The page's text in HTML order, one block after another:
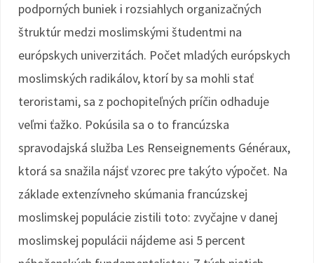
podporných buniek i rozsiahlych organizačných
štruktúr medzi moslimskými študentmi na
európskych univerzitách. Počet mladých európskych
moslimských radikálov, ktorí by sa mohli stať
teroristami, sa z pochopiteľných príčin odhaduje
veľmi ťažko. Pokúsila sa o to francúzska
spravodajská služba Les Renseignements Généraux,
ktorá sa snažila nájsť vzorec pre takýto výpočet. Na
základe extenzívneho skúmania francúzskej
moslimskej populácie zistili toto: zvyčajne v danej
moslimskej populácii nájdeme asi 5 percent